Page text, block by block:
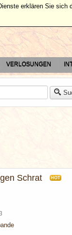
VERLOSUNGEN
Schrat HOT
erklären Sie